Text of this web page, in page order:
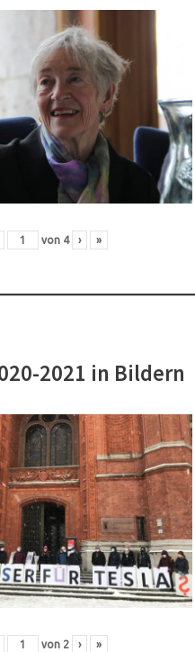
von 4 › »
2021 in Bildern
von 2 › »